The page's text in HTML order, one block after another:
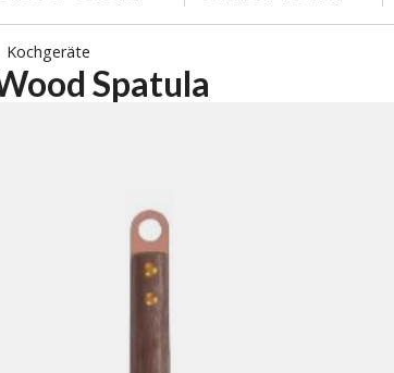
Kochgeräte
Spatula